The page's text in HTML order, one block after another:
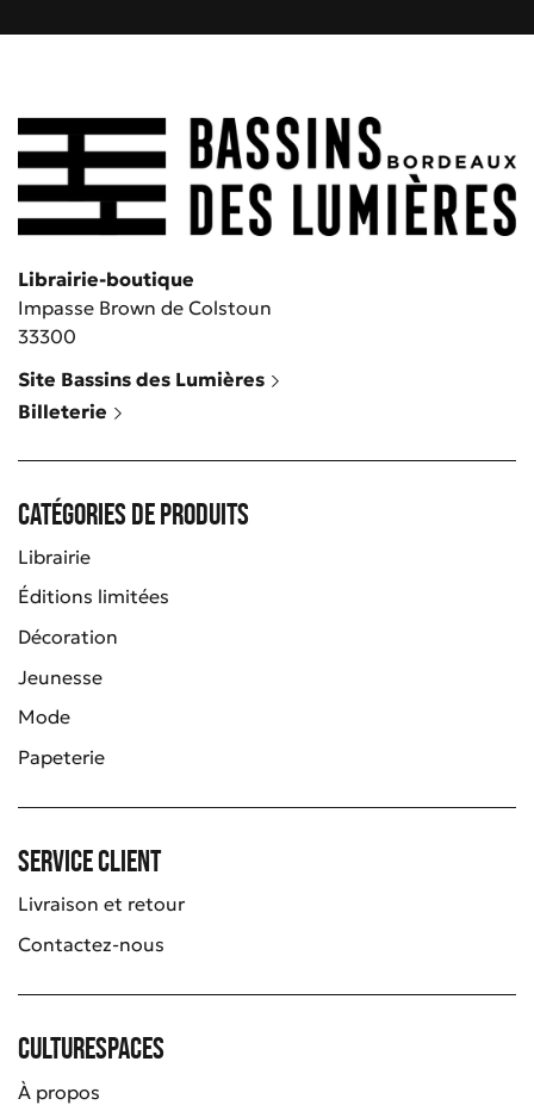
Librairie-boutique
Impasse Brown de Colstoun
33300
Site Bassins des Lumières
Billeterie
Catégories de produits
Librairie
Éditions limitées
Décoration
Jeunesse
Mode
Papeterie
Service client
Livraison et retour
Contactez-nous
Culturespaces
À propos